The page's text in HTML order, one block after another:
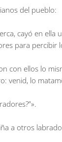
del pueblo:
cayó en
para
con ellos lo
venid, lo
a otros